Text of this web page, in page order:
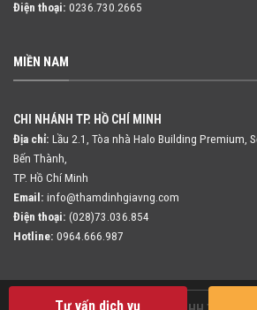
Điện thoại: 0236.730.2665
MIỀN NAM
CHI NHÁNH TP. HỒ CHÍ MINH
Địa chỉ: Lầu 2.1, Tòa nhà Halo Building Premium,
Bến Thành,
TP. Hồ Chí Minh
Email: info@thamdinhgiavng.com
Điện thoại: (028)73.036.854
Hotline: 0964.666.987
Tư vấn dịch vụ